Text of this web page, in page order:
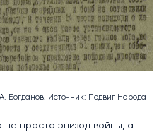
Источник: Подвиг Народа
просто эпизод войны, а